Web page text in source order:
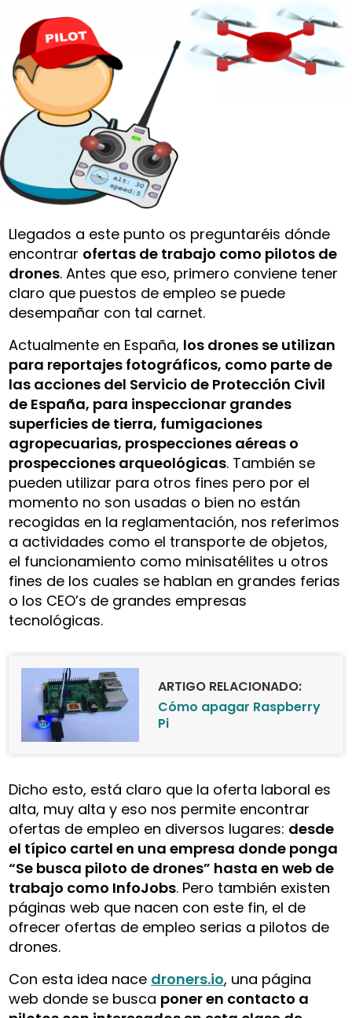
Llegados a este punto os preguntaréis dónde
encontrar ofertas de trabajo como pilotos de
drones. Antes que eso, primero conviene tener
claro que puestos de empleo se puede
desempañar con tal carnet.
Actualmente en España, los drones se utilizan
para reportajes fotográficos, como parte de
las acciones del Servicio de Protección Civil
de España, para inspeccionar grandes
superficies de tierra, fumigaciones
agropecuarias, prospecciones aéreas o
prospecciones arqueológicas. También se
pueden utilizar para otros fines pero por el
momento no son usadas o bien no están
recogidas en la reglamentación, nos referimos
a actividades como el transporte de objetos,
el funcionamiento como minisatélites u otros
fines de los cuales se hablan en grandes ferias
o los CEO’s de grandes empresas
tecnológicas.
ARTIGO RELACIONADO:
Cómo apagar Raspberry
Pi
Dicho esto, está claro que la oferta laboral es
alta, muy alta y eso nos permite encontrar
ofertas de empleo en diversos lugares: desde
el típico cartel en una empresa donde ponga
“Se busca piloto de drones” hasta en web de
trabajo como InfoJobs. Pero también existen
páginas web que nacen con este fin, el de
ofrecer ofertas de empleo serias a pilotos de
drones.
Con esta idea nace droners.io, una página
web donde se busca poner en contacto a